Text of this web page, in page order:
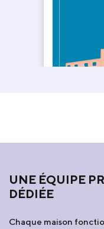
UNE ÉQUIPE
DÉDIÉE
Chaque maison